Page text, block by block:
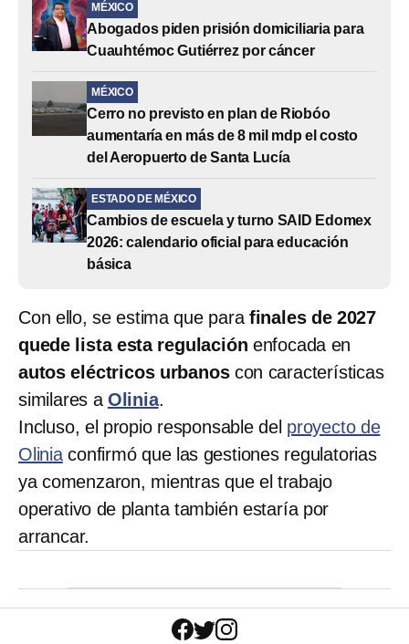
MÉXICO
Abogados piden prisión domiciliaria para
Cuauhtémoc Gutiérrez por cáncer
MÉXICO
Cerro no previsto en plan de Riobóo
aumentaría en más de 8 mil mdp el costo
del Aeropuerto de Santa Lucía
ESTADO DE MÉXICO
Cambios de escuela y turno SAID Edomex
2026: calendario oficial para educación
básica
Con ello, se estima que parafinales de 2027
quede lista esta regulación enfocada en
autos eléctricos urbanoscon características
similares aOlinia.
Incluso, el propio responsable del proyecto de
Oliniaconfirmó que las gestiones regulatorias
ya comenzaron, mientras que el trabajo
operativo de planta también estaría por
arrancar.